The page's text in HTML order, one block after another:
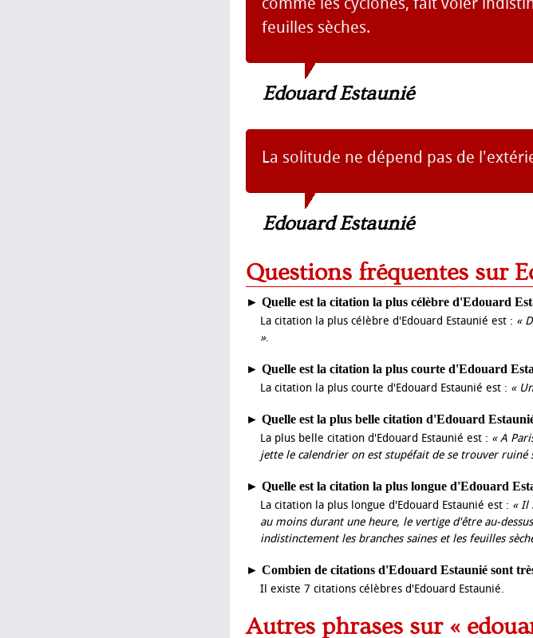
feuilles sèches.
Edouard Estaunié
La solitude ne dépend pas de
Edouard Estaunié
Questions fréquentes sur
► Quelle est la citation la plus célèbre d'Edouard
La citation la plus célèbre d'Edouard Estaunié est : «
».
► Quelle est la citation la plus courte d'Edouard
La citation la plus courte d'Edouard Estaunié est : «
► Quelle est la plus belle citation d'Edouard
La plus belle citation d'Edouard Estaunié est : « A
jette le calendrier on est stupéfait de se trouver ruiné
► Quelle est la citation la plus longue d'Edouard
La citation la plus longue d'Edouard Estaunié est : « Il
au moins durant une heure, le vertige d'être au-
indistinctement les branches saines et les feuilles
► Combien de citations d'Edouard Estaunié sont
Il existe 7 citations célèbres d'Edouard Estaunié.
Autres phrases sur «